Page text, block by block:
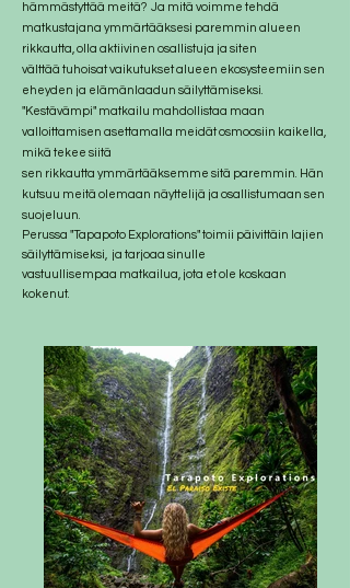
hämmästyttää meitä? Ja mitä voimme tehdä
matkustajana ymmärtääksesi paremmin alueen
rikkautta, olla aktiivinen osallistuja ja siten
välttää tuhoisat vaikutukset alueen ekosysteemiin sen
eheyden ja elämänlaadun säilyttämiseksi.
"Kestävämpi" matkailu mahdollistaa maan
valloittamisen asettamalla meidät osmoosiin kaikella,
mikä tekee siitä
sen rikkautta ymmärtääksemme sitä paremmin. Hän
kutsuu meitä olemaan näyttelijä ja osallistumaan sen
suojeluun.
Perussa "Tapapoto Explorations" toimii päivittäin lajien
säilyttämiseksi,
ja tarjoaa sinulle
vastuullisempaa matkailua, jota et ole koskaan
kokenut.